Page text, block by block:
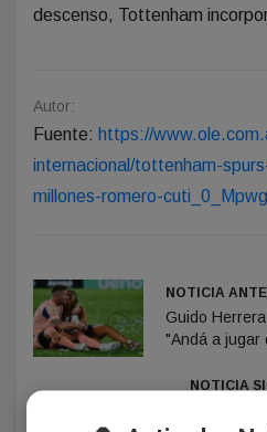
descenso, Tottenham
Autor:
Fuente: https://
internacional/tottenham-
millones-romero-
NOTICIA
Guido
"Andá a jugar
NOTICIA